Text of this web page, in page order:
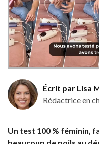
Écrit par Lisa
Rédactrice en
Un test 100 % féminin,